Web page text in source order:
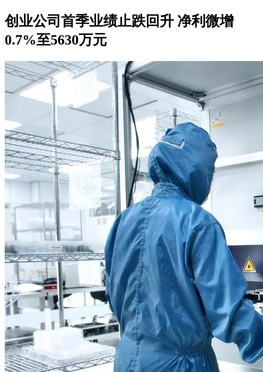
创业公司首季业绩止跌回升 净利微增
0.7%至5630万元